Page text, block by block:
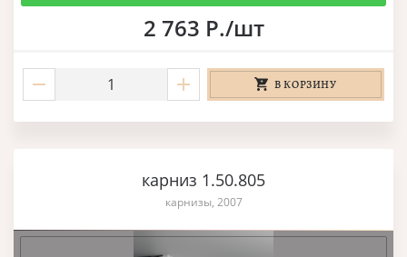
2 763 Р./шт
В КОРЗИНУ
карниз 1.50.805
карнизы, 2007